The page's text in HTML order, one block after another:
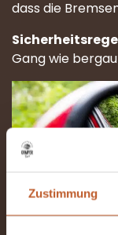
Zustimmung
dass die
Gang wie